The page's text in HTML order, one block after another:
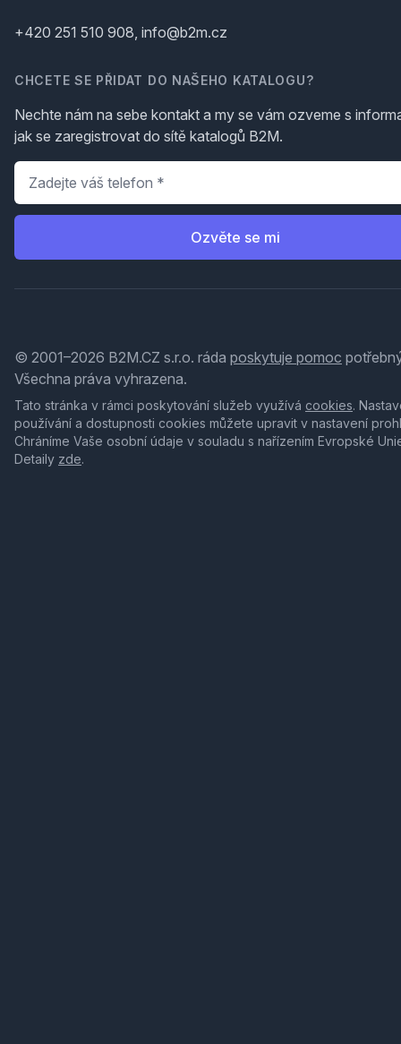
+420 251 510 908, info@b2m.cz
CHCETE SE PŘIDAT DO NAŠEHO KATALOGU?
Nechte nám na sebe kontakt a my se vám ozveme s
jak se zaregistrovat do sítě katalogů B2M.
Telefon
Ozvěte se mi
© 2001–2026 B2M.CZ s.r.o. ráda poskytuje pomoc
Všechna práva vyhrazena.
Tato stránka v rámci poskytování služeb využívá cookies.
používání a dostupnosti cookies můžete upravit v nastavení
Chráníme Vaše osobní údaje v souladu s nařízením Evropské
Detaily zde.